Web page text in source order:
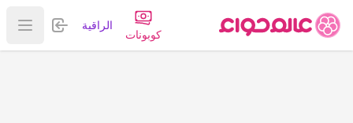
كوبونات
الراقية تسجيل
عرض